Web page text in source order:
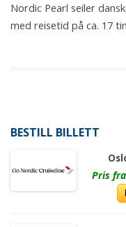
Nordic Pearl seiler
med reisetid på ca. 17
BESTILL BILLETT
Pris